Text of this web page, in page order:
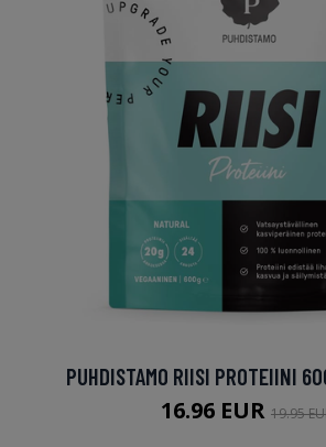
PUHDISTAMO RIISI PROTEIINI
16.96 EUR 19.95